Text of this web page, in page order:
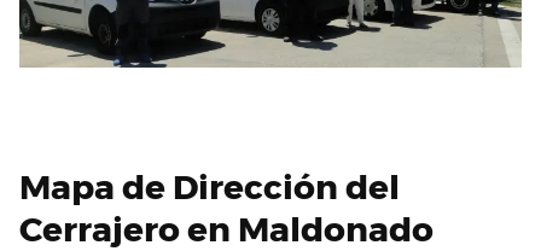
Mapa de Dirección del
Cerrajero en Maldonado